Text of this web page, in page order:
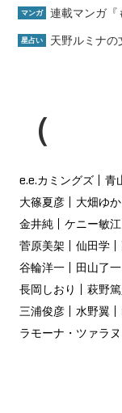
マンガ 連載マンガ
星占い 天野ルミナ
e.e.カミングズ 青
大篠夏彦
大畑ゆ
金井純
ケニー敏江
菅原美架
仙田学
谷輪洋一
田山了一
長岡しおり
萩野
三浦俊彦
水野翼
ラモーナ・ツァラヌ